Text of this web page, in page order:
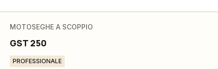
MOTOSEGHE A SCOPPIO
GST 250
PROFESSIONALE